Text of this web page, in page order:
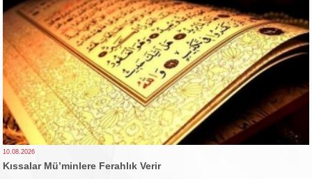
10.08.2026
Kıssalar Mü’minlere Ferahlık Verir